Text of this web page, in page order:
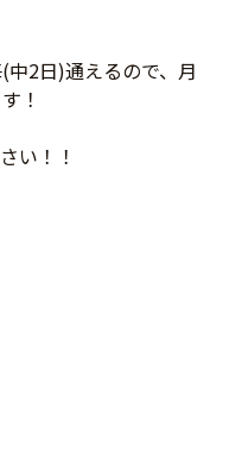
2日)通えるので、月
！
い！！